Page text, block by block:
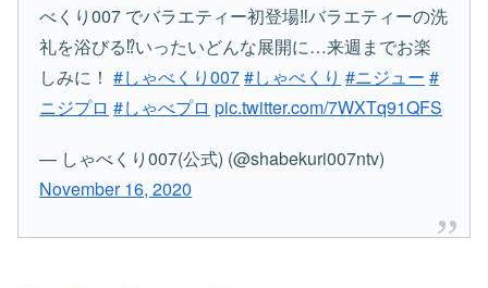
べくり007 でバラエティー初登場‼️バラエティーの洗
礼を浴びる⁉︎いったいどんな展開に…来週までお楽
しみに！#しゃべくり007#しゃべくり #ニジュー #
ニジプロ #しゃべプロ pic.twitter.com/7WXTq91QFS
— しゃべくり007(公式) (@shabekuri007ntv)
November 16, 2020